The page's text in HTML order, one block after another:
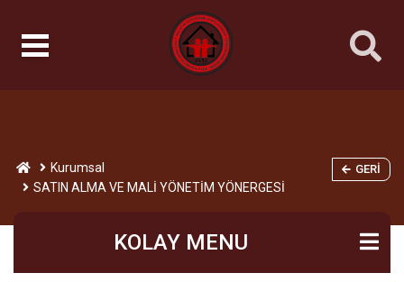
Kurumsal
SATIN ALMA VE MALİ YÖNETİM YÖNERGESİ
GERI
KOLAY MENU